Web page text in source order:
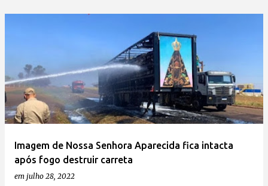
Imagem de Nossa Senhora Aparecida fica intacta
após fogo destruir carreta
em julho 28, 2022